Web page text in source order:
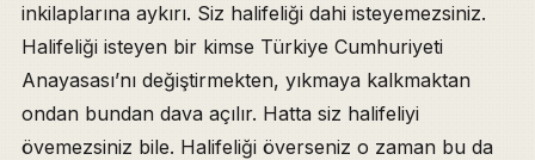
inkilaplarına aykırı. Siz halifeliği dahi isteyemezsiniz.
Halifeliği isteyen bir kimse Türkiye Cumhuriyeti
Anayasası’nı değiştirmekten, yıkmaya kalkmaktan
ondan bundan dava açılır. Hatta siz halifeliyi
övemezsiniz bile. Halifeliği överseniz o zaman bu da